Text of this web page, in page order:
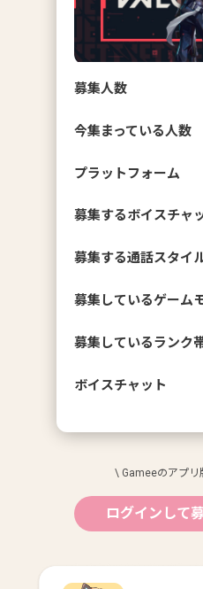
募集人数
今集まっている人数
プラットフォーム
募集するボイスチャ
募集する通話スタイ
募集しているゲーム
募集しているランク
ボイスチャット
\ Gameeのアプリ
ログインして